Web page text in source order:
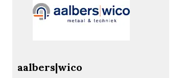
aalbers|wico